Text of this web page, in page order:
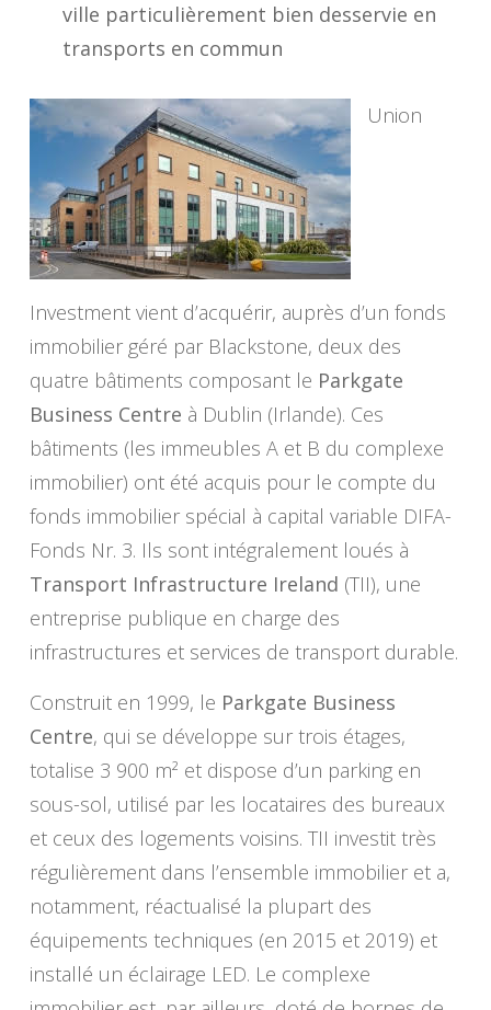
ville particulièrement bien desservie en
transports en commun
Union
Investment vient d’acquérir, auprès d’un fonds
immobilier géré par Blackstone, deux des
quatre bâtiments composant le Parkgate
Business Centre à Dublin (Irlande). Ces
bâtiments (les immeubles A et B du complexe
immobilier) ont été acquis pour le compte du
fonds immobilier spécial à capital variable DIFA-
Fonds Nr. 3. Ils sont intégralement loués à
Transport Infrastructure Ireland (TII), une
entreprise publique en charge des
infrastructures et services de transport durable.
Construit en 1999, le Parkgate Business
Centre, qui se développe sur trois étages,
totalise 3 900 m² et dispose d’un parking en
sous-sol, utilisé par les locataires des bureaux
et ceux des logements voisins. TII investit très
régulièrement dans l’ensemble immobilier et a,
notamment, réactualisé la plupart des
équipements techniques (en 2015 et 2019) et
installé un éclairage LED. Le complexe